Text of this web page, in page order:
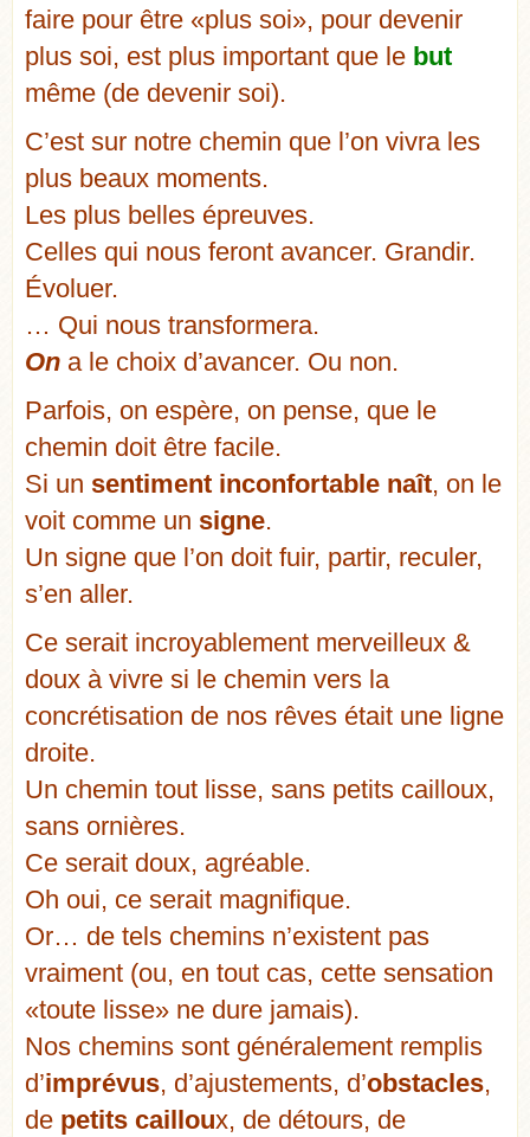
faire pour être «plus soi», pour devenir
plus soi, est plus important que le but
même (de devenir soi).
C’est sur notre chemin que l’on vivra les
plus beaux moments.
Les plus belles épreuves.
Celles qui nous feront avancer. Grandir.
Évoluer.
… Qui nous transformera.
On a le choix d’avancer. Ou non.
Parfois, on espère, on pense, que le
chemin doit être facile.
Si un sentiment inconfortable naît, on le
voit comme un signe.
Un signe que l’on doit fuir, partir, reculer,
s’en aller.
Ce serait incroyablement merveilleux &
doux à vivre si le chemin vers la
concrétisation de nos rêves était une ligne
droite.
Un chemin tout lisse, sans petits cailloux,
sans ornières.
Ce serait doux, agréable.
Oh oui, ce serait magnifique.
Or… de tels chemins n’existent pas
vraiment (ou, en tout cas, cette sensation
«toute lisse» ne dure jamais).
Nos chemins sont généralement remplis
d’imprévus, d’ajustements, d’obstacles,
de petits cailloux, de détours, de